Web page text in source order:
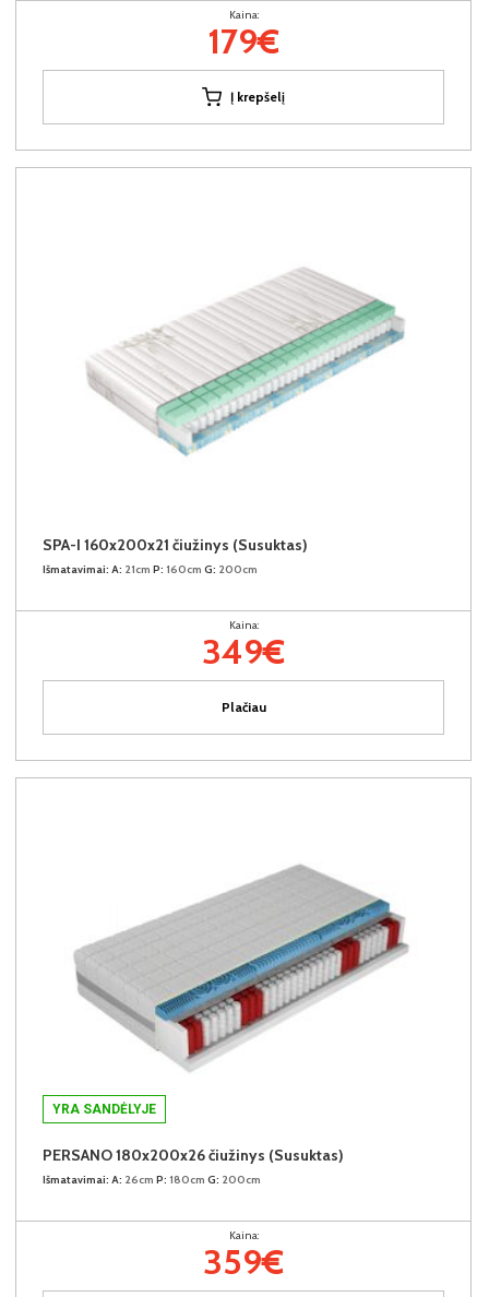
Kaina:
179€
Į krepšelį
SPA-I 160x200x21 čiužinys (Susuktas)
Išmatavimai: A: 21cm P: 160cm G: 200cm
Kaina:
349€
Plačiau
YRA SANDĖLYJE
PERSANO 180x200x26 čiužinys (Susuktas)
Išmatavimai: A: 26cm P: 180cm G: 200cm
Kaina:
359€